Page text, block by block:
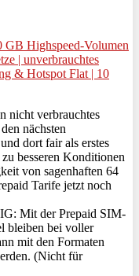
Highspeed-Volumen
| unverbrauchtes
& Hotspot Flat | 10
verbrauchtes
nächsten
dort fair als erstes
besseren Konditionen
von sagenhaften 64
Tarife jetzt noch
Mit der Prepaid SIM-
bleiben bei voller
mit den Formaten
(Nicht für